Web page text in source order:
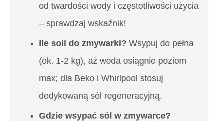
od twardości wody i częstotliwości użycia
– sprawdzaj wskaźnik!
Ile soli do zmywarki? Wsypuj do pełna
(ok. 1-2 kg), aż woda osiągnie poziom
max; dla Beko i Whirlpool stosuj
dedykowaną sól regeneracyjną.
Gdzie wsypać sól w zmywarce?